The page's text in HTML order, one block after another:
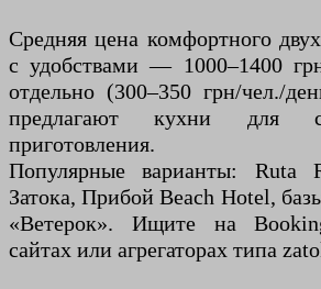
Средняя цена комфортного
с удобствами — 1000–1400
отдельно (300–350 грн/чел./
предлагают кухни для
приготовления.
Популярные варианты: Ruta
Затока, Прибой Beach Hotel,
«Ветерок». Ищите на
сайтах или агрегаторах типа